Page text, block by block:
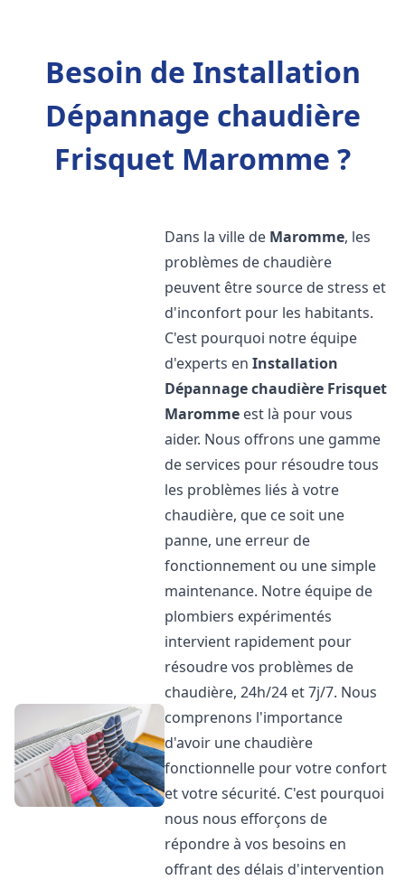
Besoin de Installation
Dépannage chaudière
Frisquet Maromme ?
Dans la ville de Maromme, les
problèmes de chaudière
peuvent être source de stress et
d'inconfort pour les habitants.
C'est pourquoi notre équipe
d'experts enInstallation
Dépannage chaudière Frisquet
Maromme est là pour vous
aider. Nous offrons une gamme
de services pour résoudre tous
les problèmes liés à votre
chaudière, que ce soit une
panne, une erreur de
fonctionnement ou une simple
maintenance. Notre équipe de
plombiers expérimentés
intervient rapidement pour
résoudre vos problèmes de
chaudière, 24h/24 et 7j/7. Nous
comprenons l'importance
d'avoir une chaudière
fonctionnelle pour votre confort
et votre sécurité. C'est pourquoi
nous nous efforçons de
répondre à vos besoins en
offrant des délais d'intervention